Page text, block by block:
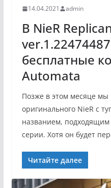
14.04.2021 admin
В NieR
бесплатные
Automata
Позже в этом месяце мы
оригинального NieR с
названием,
серии. Хотя он будет
Читайте далее